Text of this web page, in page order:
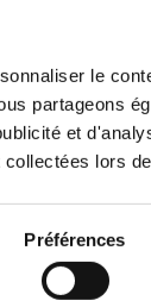
le
partageons
et
lors
Préférences